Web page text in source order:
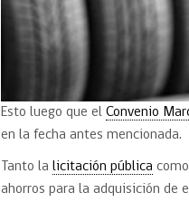
Esto luego que elConvenio
en la fecha antes mencionada.
Tanto lalicitación pública
ahorros para la adquisición de